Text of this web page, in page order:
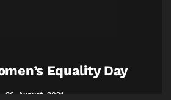
Equality Day
26. August. 2021